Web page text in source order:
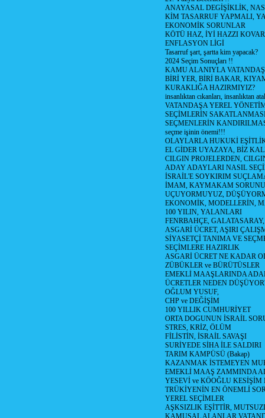
ANAYASAL DEGİŞİKLİK,
KİM TASARRUF YAPMALI,
EKONOMİK SORUNLAR
KÖTÜ HAZ, İYİ HAZZI
ENFLASYON LİGİ
Tasarruf şart, şartta kim yapacak?
2024 Seçim Sonuçları !!
KAMU ALANIYLA
BİRİ YER, BİRİ BAKAR,
KURAKLIĞA HAZIRMIYIZ?
insanlıktan cıkanları, insanlıktan
VATANDAŞA YEREL
SEÇİMLERİN
SEÇMENLERİN
seçme işinin önemi!!!
OLAYLARLA HUKUKİ
EL GİDER UYAZAYA, BİZ
CILGIN PROJELERDEN,
ADAY ADAYLARI NASIL
İSRAİL'E SOYKIRIM
İMAM, KAYMAKAM SORUNU
UÇUYORMUYUZ,
EKONOMİK, MODELLERİN,
100 YILIN, YALANLARI
FENRBAHÇE,
ASGARİ ÜCRET, AŞIRI
SİYASETÇİ TANIMA VE
SEÇİMLERE HAZIRLIK
ASGARİ ÜCRET NE KADAR
ZÜBÜKLER ve BÜRÜTÜSLER
EMEKLİ MAAŞLARINDA
ÜCRETLER NEDEN
OĞLUM YUSUF,
CHP ve DEĞİŞİM
100 YILLIK CUMHURİYET
ORTA DOGUNUN İSRAİL
STRES, KRİZ, ÖLÜM
FİLİSTİN, İSRAİL SAVAŞI
SURİYEDE SİHA İLE SALDIRI
TARIM KAMPÜSÜ (Bakap)
KAZANMAK İSTEMEYEN
EMEKLİ MAAŞ ZAMMINDA
YESEVİ ve KÖOĞLU
TRÜKİYENİN EN ÖNEMLİ
YEREL SEÇİMLER
AŞKSIZLIK EŞİTTİR,
KAMUSAL ALANLAR